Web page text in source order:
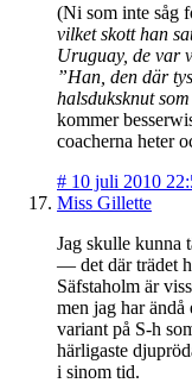
(Ni som inte såg
vilket skott han
Uruguay, de var
”Han, den där
halsduksknut
kommer
coacherna heter
# 10 juli 2010
Miss Gillette
Jag skulle kunna
— det där trädet
Säfstaholm är
men jag har ändå
variant på S-h
härligaste
i sinom tid.